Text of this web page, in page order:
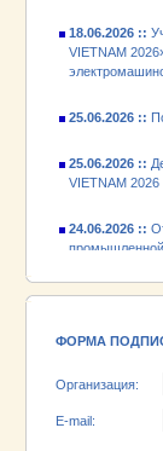
VIETNAM
VIETNAM 2026
промышленной
VIETNAM 2026»
ФОРМА
Организация:
E-mail: